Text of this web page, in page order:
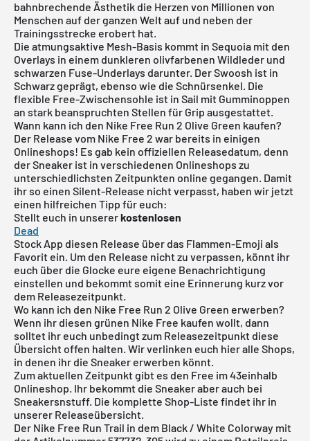
bahnbrechende Ästhetik die Herzen von Millionen von
Menschen auf der ganzen Welt auf und neben der
Trainingsstrecke erobert hat.
Die atmungsaktive Mesh-Basis kommt in Sequoia mit den
Overlays in einem dunkleren olivfarbenen Wildleder und
schwarzen Fuse-Underlays darunter. Der Swoosh ist in
Schwarz geprägt, ebenso wie die Schnürsenkel. Die
flexible Free-Zwischensohle ist in Sail mit Gumminoppen
an stark beanspruchten Stellen für Grip ausgestattet.
Wann kann ich den Nike Free Run 2 Olive Green kaufen?
Der Release vom Nike Free 2 war bereits in einigen
Onlineshops! Es gab kein offiziellen Releasedatum, denn
der Sneaker ist in verschiedenen Onlineshops zu
unterschiedlichsten Zeitpunkten online gegangen. Damit
ihr so einen Silent-Release nicht verpasst, haben wir jetzt
einen hilfreichen Tipp für euch:
Stellt euch in unsererkostenlosen
Dead
Stock App diesen Release über das Flammen-Emoji als
Favorit ein. Um den Release nicht zu verpassen, könnt ihr
euch über die Glocke eure eigene Benachrichtigung
einstellen und bekommt somit eine Erinnerung kurz vor
dem Releasezeitpunkt.
Wo kann ich den Nike Free Run 2 Olive Green erwerben?
Wenn ihr diesen grünen Nike Free kaufen wollt, dann
solltet ihr euch unbedingt zum Releasezeitpunkt diese
Übersicht offen halten. Wir verlinken euch hier alle Shops,
in denen ihr die Sneaker erwerben könnt.
Zum aktuellen Zeitpunkt gibt es den Free im 43einhalb
Onlineshop. Ihr bekommt die Sneaker aber auch bei
Sneakersnstuff. Die komplette Shop-Liste findet ihr in
unserer Releaseübersicht.
Der Nike Free Run Trail in dem Black / White Colorway mit